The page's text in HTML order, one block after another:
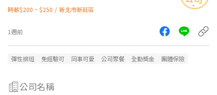
時薪$200 ~ $250 / 新北市新莊區
1週前
彈性排班 免經驗可 同事可愛 公司聚餐 全勤獎金 團體保險
公司名稱